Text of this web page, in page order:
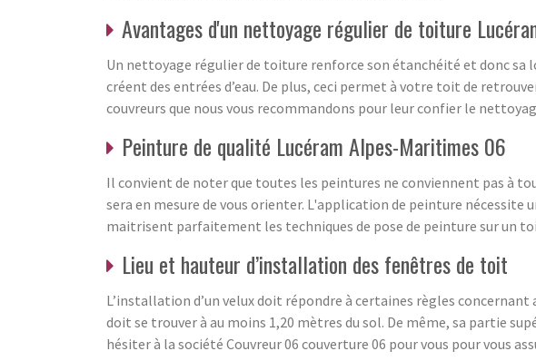
Avantages d'un nettoyage régulier de toiture
Un nettoyage régulier de toiture renforce son étanchéité et donc sa
créent des entrées d’eau. De plus, ceci permet à votre toit de
couvreurs que nous vous recommandons pour leur confier le
Peinture de qualité Lucéram Alpes-Maritimes 06
Il convient de noter que toutes les peintures ne conviennent pas à
sera en mesure de vous orienter. L'application de peinture
maitrisent parfaitement les techniques de pose de peinture sur un
Lieu et hauteur d’installation des fenêtres de toit
L’installation d’un velux doit répondre à certaines règles
doit se trouver à au moins 1,20 mètres du sol. De même, sa partie
hésiter à la société Couvreur 06 couverture 06 pour vous pour vous